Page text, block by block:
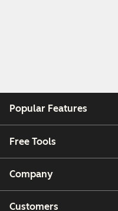
Popular Features
Free Tools
Company
Customers